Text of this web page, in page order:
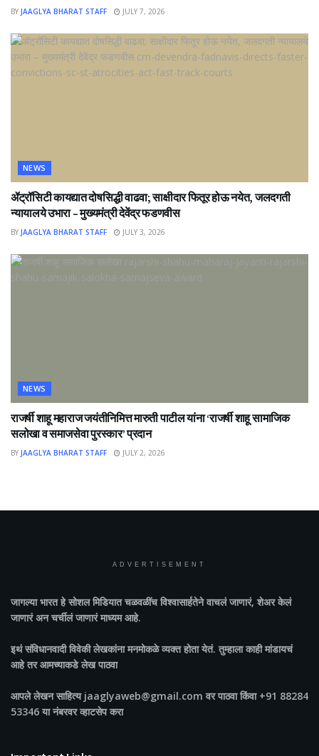
BY JAAGLYA BHARAT STAFF JULY 7, 2026
NEWS
ॲट्रॉसिटी कायद्यात दोषसिद्धी वाढवा; साक्षीदार फितूर होऊ नयेत, जलदगती
न्यायालये उभारा – मुख्यमंत्री देवेंद्र फडणवीस
BY JAAGLYA BHARAT STAFF JULY 3, 2026
NEWS
राजर्षी शाहू महाराज जयंतीनिमित्त मारुती पाटील यांना ‘राजर्षी शाहू सामाजिक
सलोखा व समाजसेवा पुरस्कार’ प्रदान
BY JAAGLYA BHARAT STAFF JULY 2, 2026
ADVERTISEMENT
जागल्या भारतहे सोशल मिडियात चळवळींच विश्वासार्हतेने वाचलं जाणारं, शेअर केलं
जाणारं अन चर्चीलं जाणारं माध्यम आहे.
इथं संविधानवादी विवेकी लेखकांना मनमोकळे व्यक्त होता येतं. तुम्हाला काही मांडायचं
आहे तर आमच्याकडे लेख पाठवा
आपले लेखन साहित्य jaaglyaweb@gmail.com वर पाठवा किंवा +91 88284
53346 या नंबरवर व्हाटसेप करा